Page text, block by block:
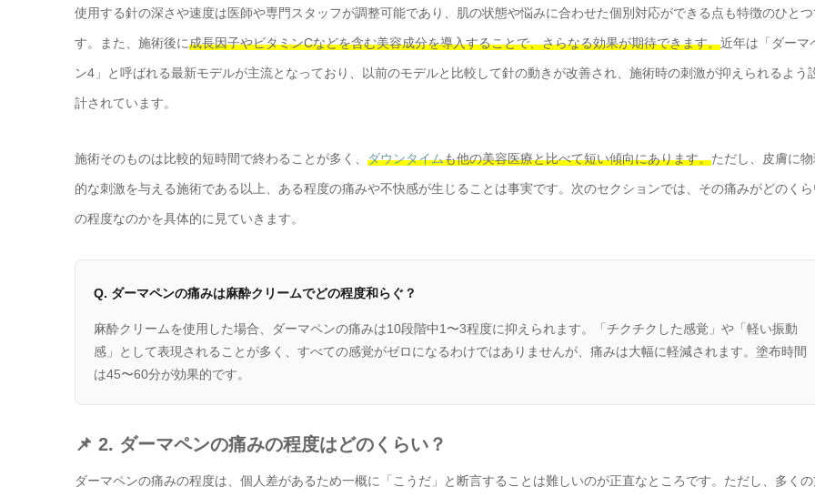
使用する針の深さや速度は医師や専門スタッフが調整可能であり、肌の状態や悩みに合わせた個別対応ができる点も特徴のひと
す。また、施術後に成長因子やビタミンCなどを含む美容成分を導入することで、さらなる効果が期待できます。近年は「ダーマ
ン4」と呼ばれる最新モデルが主流となっており、以前のモデルと比較して針の動きが改善され、施術時の刺激が抑えられるよう
計されています。
施術そのものは比較的短時間で終わることが多く、 ダウンタイムも他の美容医療と比べて短い傾向にあります。ただし、皮膚に物
的な刺激を与える施術である以上、ある程度の痛みや不快感が生じることは事実です。次のセクションでは、その痛みがどのくら
の程度なのかを具体的に見ていきます。
Q. ダーマペンの痛みは麻酔クリームでどの程度和らぐ？
麻酔クリームを使用した場合、ダーマペンの痛みは10段階中1〜3程度に抑えられます。「チクチクした感覚」や「軽い振動
感」として表現されることが多く、すべての感覚がゼロになるわけではありませんが、痛みは大幅に軽減されます。塗布時間
は45〜60分が効果的です。
📌 2. ダーマペンの痛みの程度はどのくらい？
ダーマペンの痛みの程度は、個人差があるため一概に「こうだ」と断言することは難しいのが正直なところです。ただし、多く